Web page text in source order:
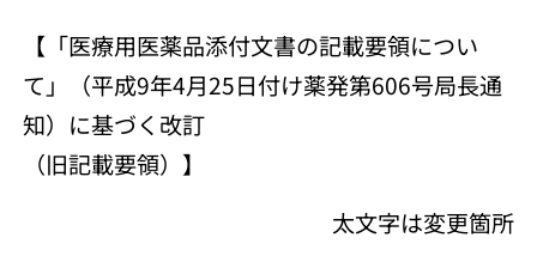
【「医療用医薬品添付文書の記載要領につい
て」（平成9年4月25日付け薬発第606号局長通
知）に基づく改訂
（旧記載要領）】
太文字は変更箇所